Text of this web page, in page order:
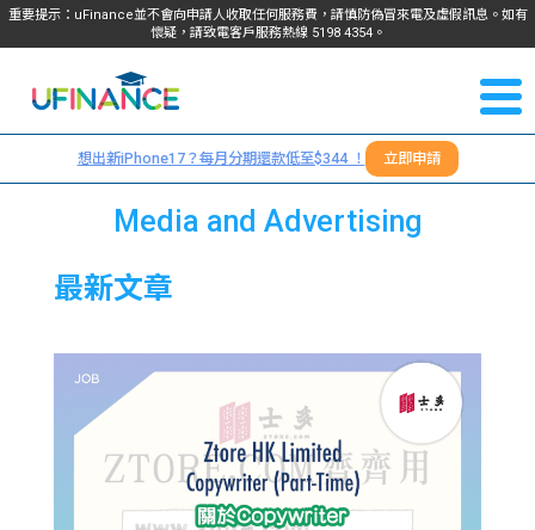
重要提示：uFinance並不會向申請人收取任何服務費，請慎防偽冒來電及虛假訊息。如有
懷疑，請致電客戶服務熱線 5198 4354。
我們
學生
貸款
貸款
學生
資訊
Blog
常見
們
＋
想出新iPhone17？每月分期還款低至$344 ！ 立即申請
Media and Advertising
最新文章